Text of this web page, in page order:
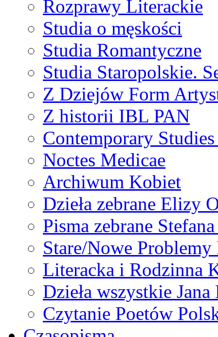
Rozprawy Literackie
Studia o męskości
Studia Romantyczne
Studia Staropolskie.
Z Dziejów Form
Z historii IBL PAN
Contemporary
Noctes Medicae
Archiwum Kobiet
Dzieła zebrane Elizy
Pisma zebrane
Stare/Nowe
Literacka i Rodzinna
Dzieła wszystkie
Czytanie Poetów